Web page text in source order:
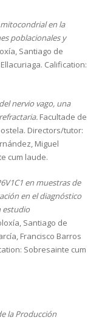
en la
poblacionales y
Santiago de
Calification:
nervio vago, una
Facultade de
Directors/tutor:
Miguel
cum laude.
en muestras de
en el diagnóstico
estudio
Santiago de
Francisco Barros
Sobresainte cum
la Producción